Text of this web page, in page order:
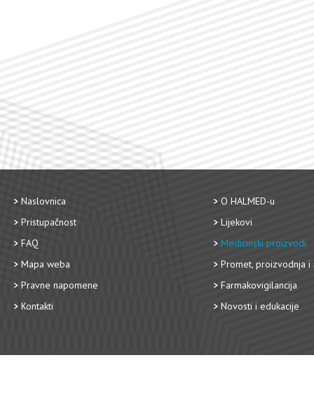
Naslovnica
Pristupačnost
FAQ
Mapa weba
Pravne napomene
Kontakti
O HALMED-u
Lijekovi
Medicinski proizvodi
Promet, proizvodnja i
Farmakovigilancija
Novosti i edukacije